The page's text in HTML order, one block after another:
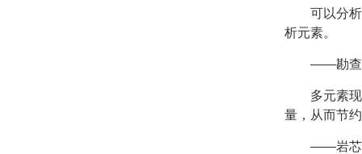
可以分
析元素。
——勘查
多元素
量，从而节
——岩芯